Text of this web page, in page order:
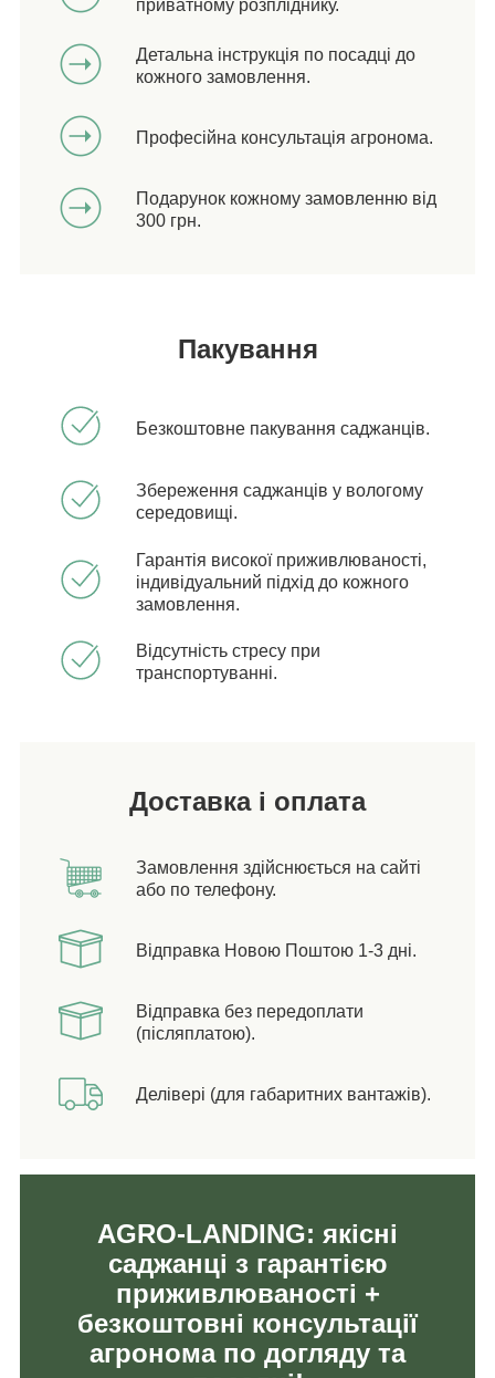
приватному розпліднику.
Детальна інструкція по посадці до
кожного замовлення.
Професійна консультація агронома.
Подарунок кожному замовленню від
300 грн.
Пакування
Безкоштовне пакування саджанців.
Збереження саджанців у вологому
середовищі.
Гарантія високої приживлюваності,
індивідуальний підхід до кожного
замовлення.
Відсутність стресу при
транспортуванні.
Доставка і оплата
Замовлення здійснюється на сайті
або по телефону.
Відправка Новою Поштою 1-3 дні.
Відправка без передоплати
(післяплатою).
Делівері (для габаритних вантажів).
AGRO-LANDING: якісні
саджанці з гарантією
приживлюваності +
безкоштовні консультації
агронома по догляду та